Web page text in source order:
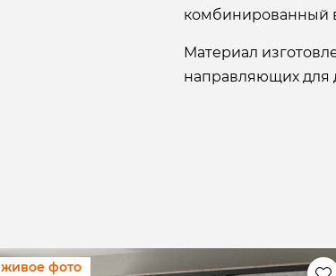
комбинированный
Материал
направляющих для
живое фото